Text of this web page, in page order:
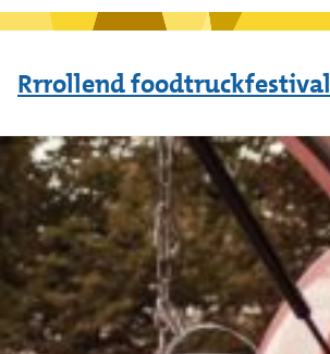
Rrrollend foodtruckfestival